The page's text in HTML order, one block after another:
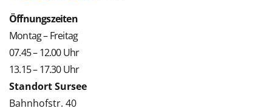
Öffnungszeiten
Montag – Freitag
07.45 – 12.00 Uhr
13.15 – 17.30 Uhr
Standort Sursee
Bahnhofstr. 40